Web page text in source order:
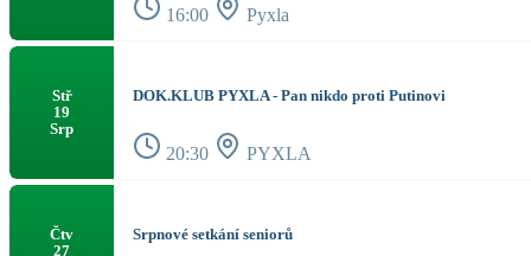
16:00 Pyxla
Stř
19
Srp
DOK.KLUB PYXLA - Pan nikdo proti Putinovi
20:30 PYXLA
Čtv
27
Srpnové setkání seniorů